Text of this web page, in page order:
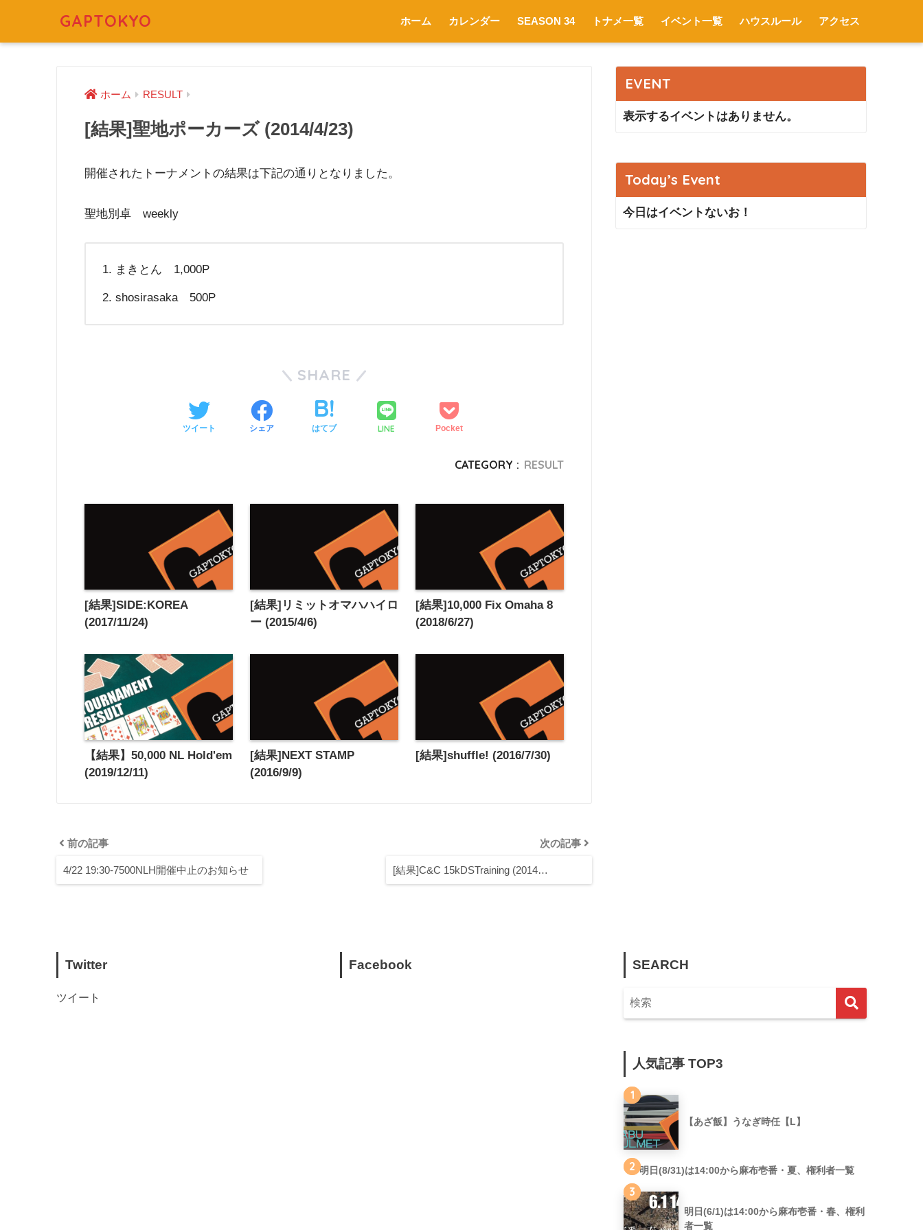
GAPTOKYO ホーム カレンダー SEASON 34 トナメ一覧 イベント一覧 ハウスルール アクセス
ホーム RESULT
[結果]聖地ポーカーズ (2014/4/23)
開催されたトーナメントの結果は下記の通りとなりました。
聖地別卓 weekly
まきとん 1,000P
shosirasaka 500P
SHARE
ツイート シェア はてブ LINE Pocket
CATEGORY : RESULT
[結果]SIDE:KOREA
(2017/11/24)
[結果]リミットオマハハイロ
ー (2015/4/6)
[結果]10,000 Fix Omaha 8
(2018/6/27)
【結果】50,000 NL Hold'em
(2019/12/11)
[結果]NEXT STAMP
(2016/9/9)
[結果]shuffle! (2016/7/30)
前の記事
4/22 19:30-7500NLH開催中止のお知らせ
次の記事
[結果]C&C 15kDSTraining (2014…
EVENT
表示するイベントはありません。
Today’s Event
今日はイベントないお！
Twitter
ツイート
Facebook SEARCH
人気記事 TOP3
1
【あざ飯】うなぎ時任【L】
2 明日(8/31)は14:00から麻布壱番・夏、権利者一覧
3
明日(6/1)は14:00から麻布壱番・春、権利
者一覧